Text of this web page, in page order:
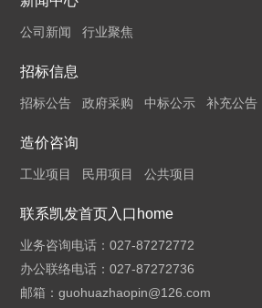
公司新闻 行业聚焦
招标信息
招标公告 政府采购 中标公示 补充公告
造价咨询
工业项目 民用项目 公共项目
联系凯发首页入口home
业务咨询电话：027-87272772
办公联络电话：027-87272736
邮箱：guohuazhaopin@126.com